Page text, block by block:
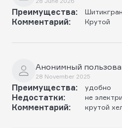
Преимущества:
Комментарий: Крутой
Анонимный
28 November 2025
Преимущества: удобно
Недостатки: не
Комментарий: крутой